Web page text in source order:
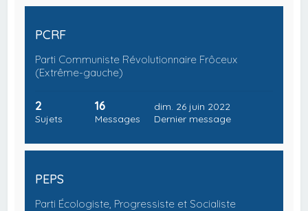
PCRF
Parti Communiste Révolutionnaire Frôceux
(Extrême-gauche)
2
Sujets
16
Messages
dim. 26 juin 2022
Dernier message
PEPS
Parti Écologiste, Progressiste et Socialiste